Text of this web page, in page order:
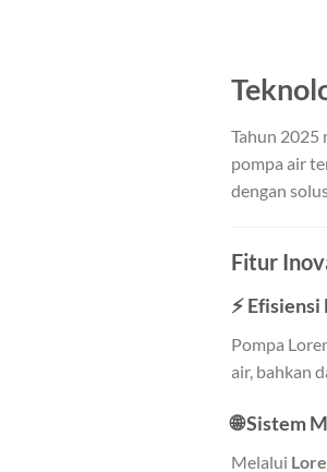
Tahun 2025
pompa air
dengan
Fitur
⚡Efisiensi
Pompa
air, bahkan
🌐Sistem
Melalui